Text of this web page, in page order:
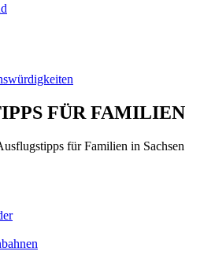
FÜR FAMILIEN
für Familien in Sachsen